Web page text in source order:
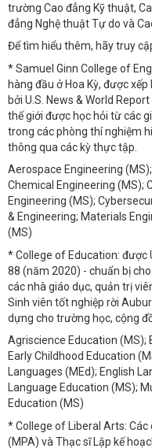
trường Cao đẳng Kỹ thuật,
đẳng Nghệ thuật Tự do và
Để tìm hiểu thêm, hãy truy
* Samuel Ginn College of
hàng đầu ở Hoa Kỳ, được
bởi U.S. News & World
thế giới được học hỏi từ các
trong các phòng thí nghiệm
thông qua các kỳ thực tập.
Aerospace Engineering
Chemical Engineering (MS);
Engineering (MS);
& Engineering; Materials
(MS)
* College of Education: được
88 (năm 2020) - chuẩn bị
các nhà giáo dục, quản trị
Sinh viên tốt nghiệp rời
dựng cho trường học, cộng
Agriscience Education
Early Childhood Education
Languages (MEd); English
Language Education (MS);
Education (MS)
* College of Liberal Arts:
(MPA) và Thạc sĩ Lập kế